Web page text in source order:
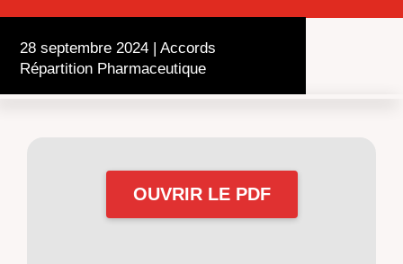
28 septembre 2024 | Accords
Répartition Pharmaceutique
OUVRIR LE PDF